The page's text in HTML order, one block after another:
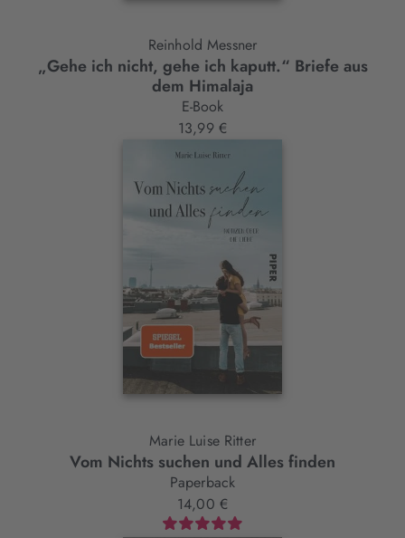
Reinhold Messner
„Gehe ich nicht, gehe ich kaputt.“ Briefe aus
dem Himalaja
E-Book
13,99 €
Marie Luise Ritter
Vom Nichts suchen und Alles finden
Paperback
14,00 €